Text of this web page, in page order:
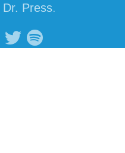
Dr. Press.